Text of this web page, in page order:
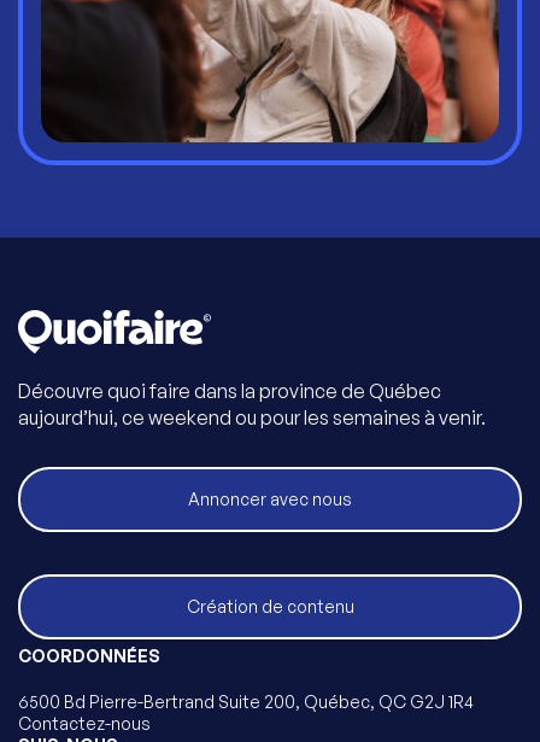
Découvre quoi faire dans la province de Québec
aujourd’hui, ce weekend ou pour les semaines à venir.
Annoncer avec nous
Création de contenu
COORDONNÉES
6500 Bd Pierre-Bertrand Suite 200, Québec, QC G2J 1R4
Contactez-nous